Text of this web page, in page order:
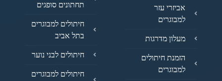
אביזרי עזר
למבוגרים
מעלון מדרגות
הזמנת חיתולים
למבוגרים
תחתונים סופגים
חיתולים למבוגרים
בתל אביב
חיתולים לבני נוער
חיתולים למבוגרים